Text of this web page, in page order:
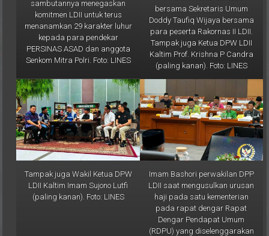
komitmen LDII untuk terus
menanamkan 29 karakter luhur
kepada para pendekar
PERSINAS ASAD dan anggota
Senkom Mitra Polri. Foto: LINES
Doddy Taufiq Wijaya bersama
para peserta Rakornas II LDII.
Tampak juga Ketua DPW LDII
Kaltim Prof. Krishna P Candra
(paling kanan). Foto: LINES
Tampak juga Wakil Ketua DPW
LDII Kaltim Imam Sujono Lutfi
(paling kanan). Foto: LINES
Imam Bashori perwakilan DPP
LDII saat mengusulkan urusan
haji pada satu kementerian
pada rapat dengar Rapat
Dengar Pendapat Umum
(RDPU) yang diselenggarakan
oleh Panitia Kerja (Panja) Haji